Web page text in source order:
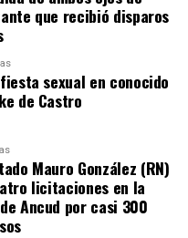
se repiten en redes
al Dante Jara
del apoyo recibido por
lejano norte. Es
en este caso, todos
y, mientras se
del pequeño
los pies de Fernando
signifique más
a la cura de su hijo
que recibió disparos
sexual en conocido
de Castro
Mauro González (RN)
licitaciones en la
Ancud por casi 300